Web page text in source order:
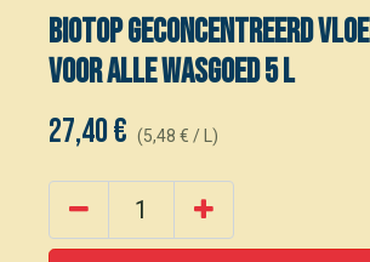
Biotop Geconcentreerd
voor alle wasgoed 5 L
27,40€ (5,48 € / )